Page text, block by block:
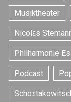
Musiktheater
Nicolas
Philharmonie
Podcast